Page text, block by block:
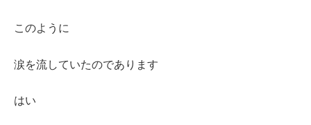
このように
涙を流していたのであります
はい